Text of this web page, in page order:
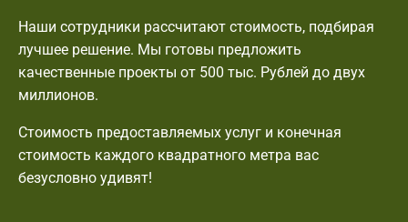
Наши сотрудники рассчитают стоимость, подбирая
лучшее решение. Мы готовы предложить
качественные проекты от 500 тыс. Рублей до двух
миллионов.
Стоимость предоставляемых услуг и конечная
стоимость каждого квадратного метра вас
безусловно удивят!